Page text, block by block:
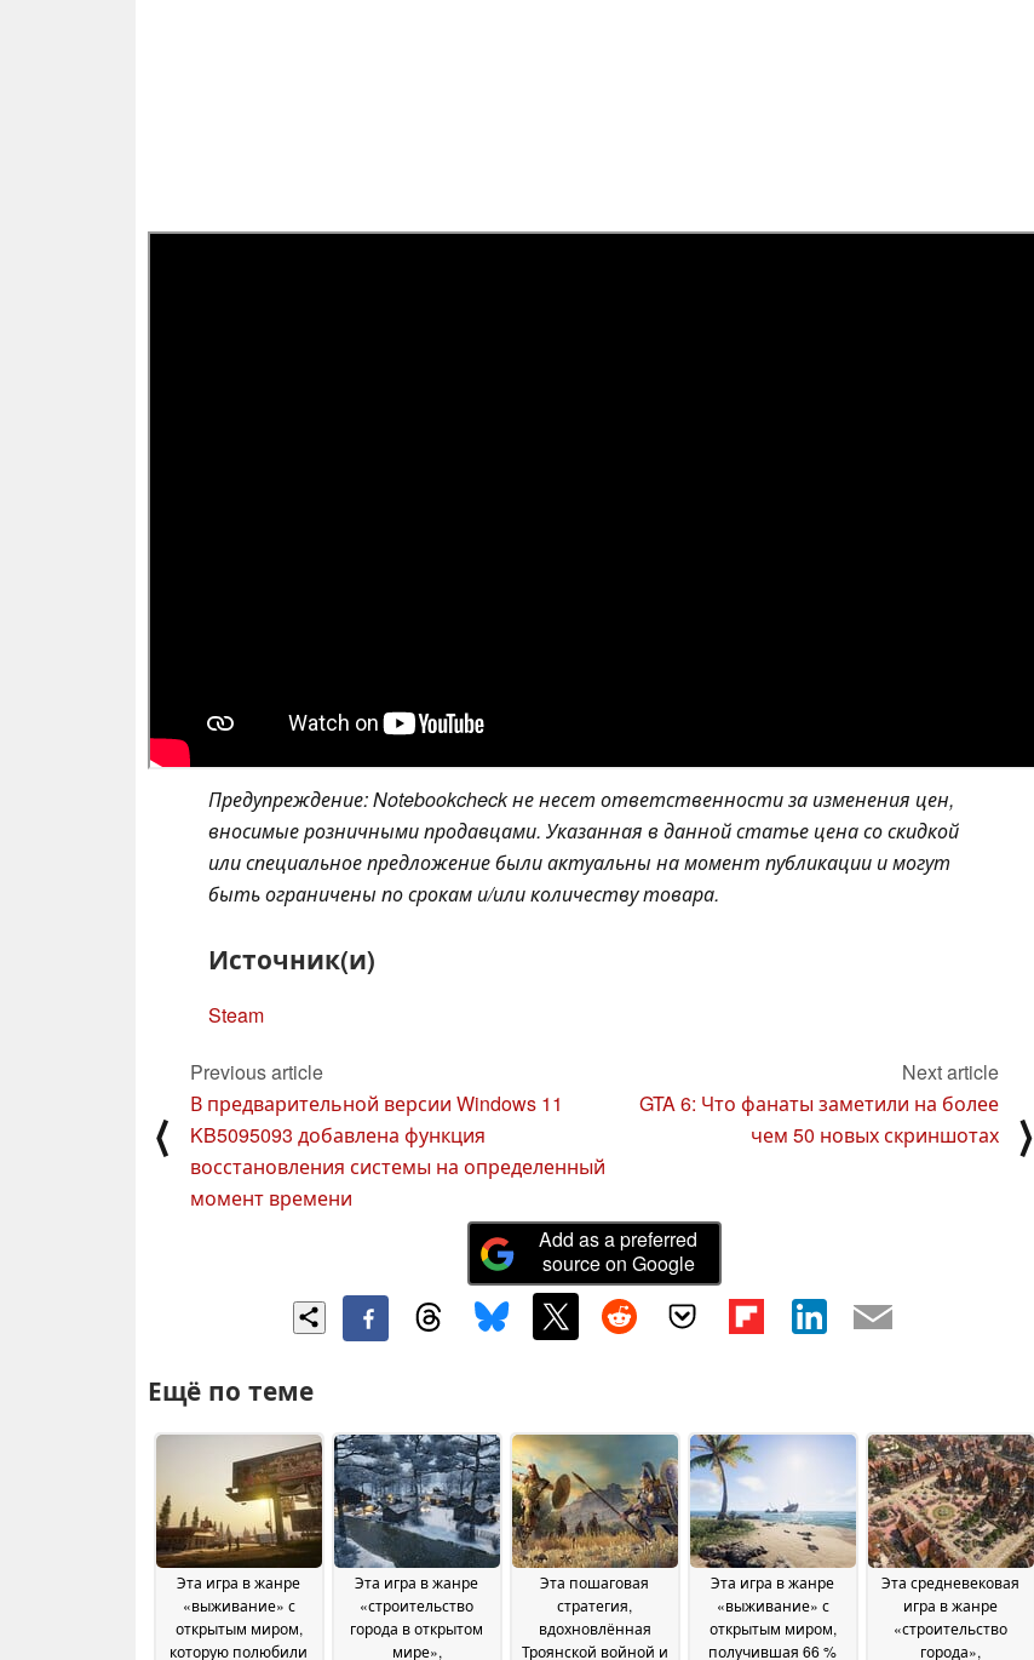
Предупреждение: Notebookcheck не несет ответственности за изменения цен,
вносимые розничными продавцами. Указанная в данной статье цена со скидкой
или специальное предложение были актуальны на момент публикации и могут
быть ограничены по срокам и/или количеству товара.
Источник(и)
Steam
⟨
Previous article
В предварительной версии Windows 11
KB5095093 добавлена функция
восстановления системы на определенный
момент времени
Next article
GTA 6: Что фанаты заметили на более
чем 50 новых скриншотах
⟩
Add as a preferred
source on Google
Ещё по теме
Эта игра в жанре
«выживание» с
открытым миром,
которую полюбили
Эта игра в жанре
«строительство
города в открытом
мире»,
Эта пошаговая
стратегия,
вдохновлённая
Троянской войной и
Эта игра в жанре
«выживание» с
открытым миром,
получившая 66 %
Эта средневековая
игра в жанре
«строительство
города»,